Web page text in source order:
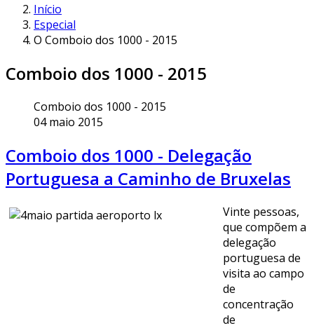
Início
Especial
O Comboio dos 1000 - 2015
Comboio dos 1000 - 2015
Comboio dos 1000 - 2015
04 maio 2015
Comboio dos 1000 - Delegação
Portuguesa a Caminho de Bruxelas
Vinte pessoas,
que compõem a
delegação
portuguesa de
visita ao campo
de
concentração
de